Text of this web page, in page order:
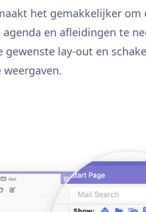
het gemakkelijker om
en afleidingen te
gewenste lay-out en